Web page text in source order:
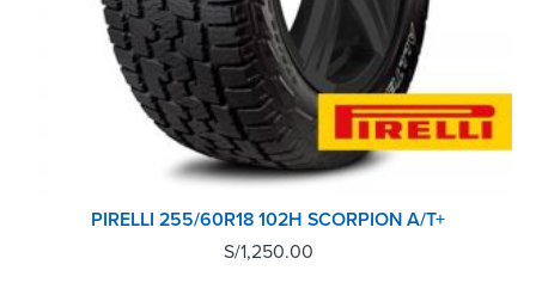
PIRELLI 255/60R18 102H SCORPION A/T+
S/1,250.00